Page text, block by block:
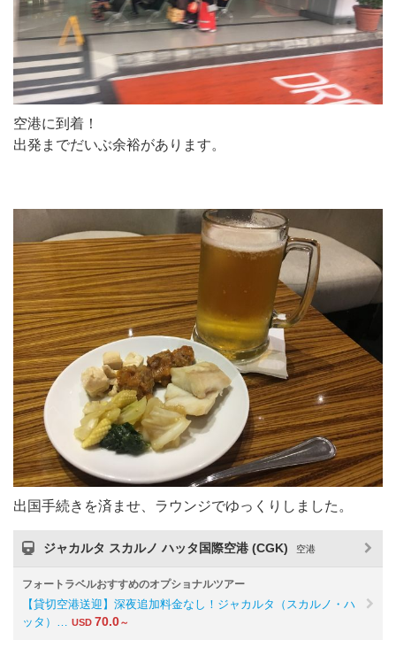
空港に到着！
出発までだいぶ余裕があります。
出国手続きを済ませ、ラウンジでゆっくりしました。
ジャカルタ スカルノ ハッタ国際空港 (CGK) 空港
フォートラベルおすすめのオプショナルツアー
【貸切空港送迎】深夜追加料金なし！ジャカルタ（スカルノ・ハ
ッタ）…
USD 70.0～